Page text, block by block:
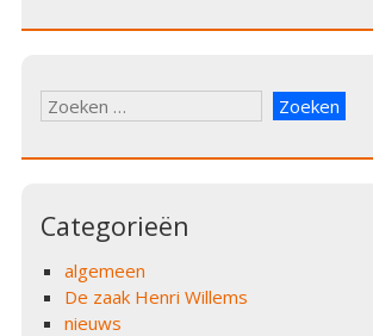
Zoeken
naar:
Categorieën
algemeen
De zaak Henri Willems
nieuws